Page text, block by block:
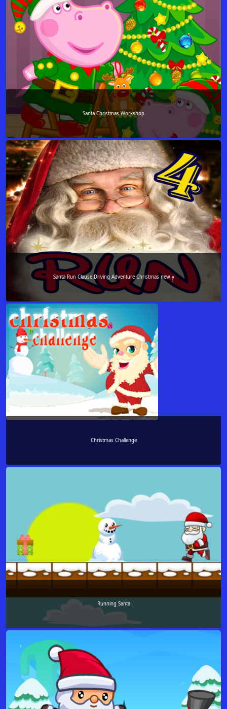
Santa Christmas Workshop
Santa Run Clause Driving Adventure Christmas new y
Christmas Challenge
Running Santa